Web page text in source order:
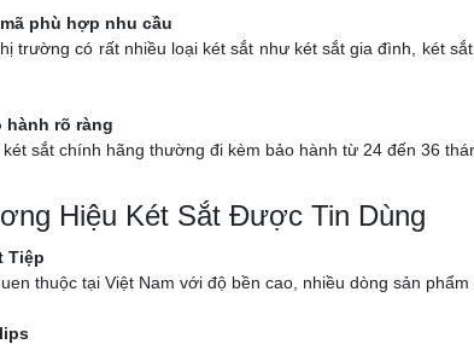
phù hợp nhu cầu
trường có rất nhiều loại két sắt như két sắt gia đình, két
hành rõ ràng
sắt chính hãng thường đi kèm bảo hành từ 24 đến 36
Hiệu Két Sắt Được Tin Dùng
Tiệp
thuộc tại Việt Nam với độ bền cao, nhiều dòng sản